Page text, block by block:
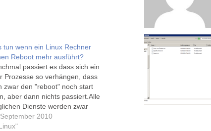
tun wenn ein Linux Rechner
Reboot mehr ausführt?
passiert es dass sich ein
Prozesse so verhängen, dass
zwar den "reboot" noch start
aber dann nichts passiert.Alle
Dienste werden zwar
aber irgendwo hängt das
noch beim Zugriff auf
2010